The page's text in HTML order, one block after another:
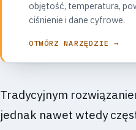
objętość, temperatura,
ciśnienie i dane cyfrowe.
OTWÓRZ NARZĘDZIE →
Tradycyjnym
jednak nawet wtedy